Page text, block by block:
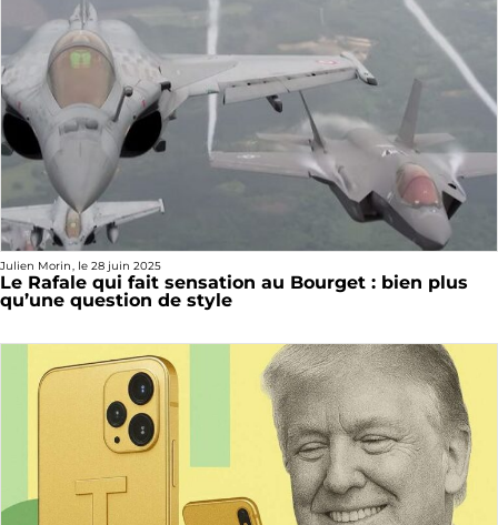
Julien Morin, le 28 juin 2025
Le Rafale qui fait sensation au Bourget : bien plus
qu’une question de style